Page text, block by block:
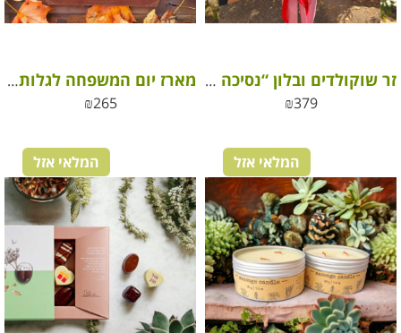
זר שוקולדים ובלון “נסיכה שלי” – מתנה קסומה ליום האהבה
₪379
מארז יום המשפחה לגלות אוצרות
₪265
המלאי אזל המלאי אזל